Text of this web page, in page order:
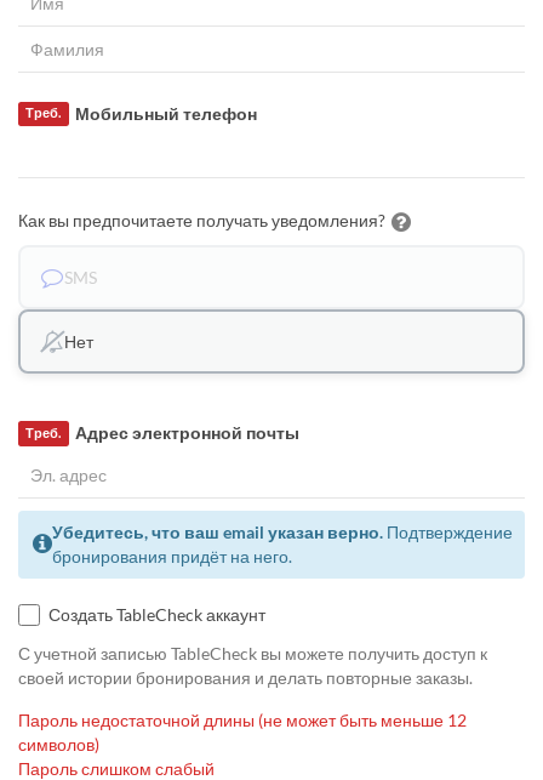
Мобильный телефон
Треб.
Как вы предпочитаете получать уведомления?
SMS
Нет
Адрес электронной почты
Треб.
Убедитесь, что ваш email указан верно. Подтверждение
бронирования придёт на него.
Создать TableCheck аккаунт
С учетной записью TableCheck вы можете получить доступ к
своей истории бронирования и делать повторные заказы.
Пароль недостаточной длины (не может быть меньше 12
символов)
Пароль слишком слабый